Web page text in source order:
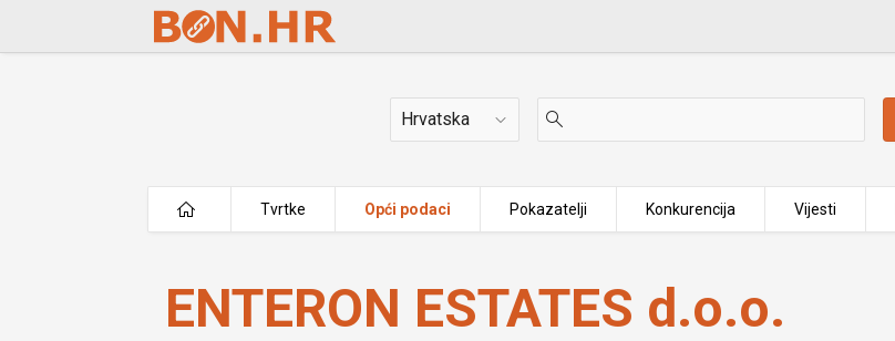
Skip to Main Content
Država
Tvrtke Opći podaci Pokazatelji Konkurencija Vijesti
ENTERON ESTATES d.o.o.
ENTERON ESTATES d.o.o.